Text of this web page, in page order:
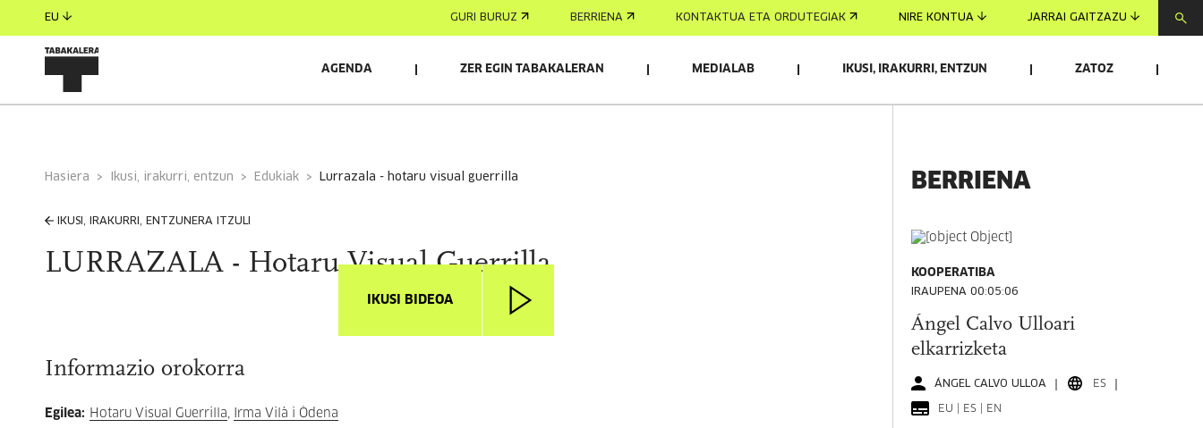
EU GURI BURUZ BERRIENA KONTAKTUA ETA ORDUTEGIAK NIRE KONTUA JARRAI GAITZAZU
AGENDA ZER EGIN TABAKALERAN MEDIALAB IKUSI, IRAKURRI, ENTZUN ZATOZ
Hasiera Ikusi, irakurri, entzun Edukiak lurrazala - hotaru visual guerrilla
IKUSI, IRAKURRI, ENTZUNERA ITZULI
LURRAZALA - Hotaru Visual Guerrilla
IKUSI BIDEOA
Informazio orokorra
Egilea: Hotaru Visual Guerrilla,
Irma Vilà i Òdena
BERRIENA
KOOPERATIBA
IRAUPENA 00:05:06
Ángel Calvo Ulloari
elkarrizketa
ÁNGEL CALVO ULLOA ES
EU | ES | EN